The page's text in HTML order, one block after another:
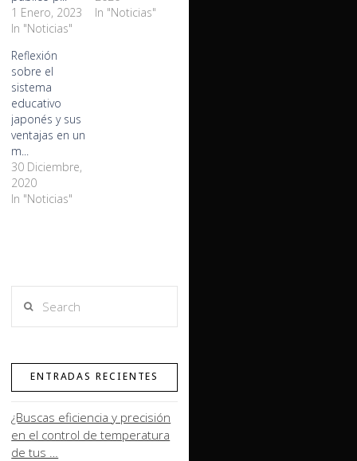
1 Enero, 2023
In "Noticias"
In "Noticias"
Reflexión
sobre el
sistema
educativo
japonés y sus
ventajas en un
m...
30 Diciembre,
2020
In "Noticias"
ENTRADAS RECIENTES
¿Buscas eficiencia y precisión
en el control de temperatura
de tus …